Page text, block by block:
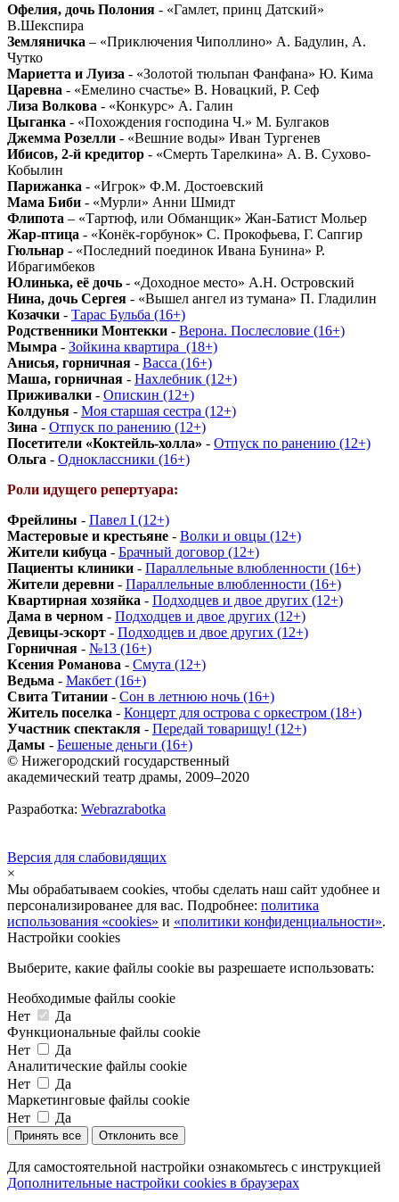
Офелия, дочь Полония - «Гамлет, принц Датский»
В.Шекспира
Земляничка – «Приключения Чиполлино» А. Бадулин, А.
Чутко
Мариетта и Луиза - «Золотой тюльпан Фанфана» Ю. Кима
Царевна - «Емелино счастье» В. Новацкий, Р. Сеф
Лиза Волкова - «Конкурс» А. Галин
Цыганка - «Похождения господина Ч.» М. Булгаков
Джемма Розелли - «Вешние воды» Иван Тургенев
Ибисов, 2-й кредитор - «Смерть Тарелкина» А. В. Сухово-
Кобылин
Парижанка - «Игрок» Ф.М. Достоевский
Мама Биби - «Мурли» Анни Шмидт
Флипота – «Тартюф, или Обманщик» Жан-Батист Мольер
Жар-птица - «Конёк-горбунок» С. Прокофьева, Г. Сапгир
Гюльнар - «Последний поединок Ивана Бунина» Р.
Ибрагимбеков
Юлинька, её дочь - «Доходное место» А.Н. Островский
Нина, дочь Сергея - «Вышел ангел из тумана» П. Гладилин
Козачки - Тарас Бульба (16+)
Родственники Монтекки - Верона. Послесловие (16+)
Мымра - Зойкина квартира_(18+)
Анисья, горничная - Васса (16+)
Маша, горничная - Нахлебник (12+)
Приживалки - Опискин (12+)
Колдунья - Моя старшая сестра (12+)
Зина - Отпуск по ранению (12+)
Посетители «Коктейль-холла» - Отпуск по ранению (12+)
Ольга - Одноклассники (16+)
Роли идущего репертуара:
Фрейлины - Павел I (12+)
Мастеровые и крестьяне - Волки и овцы (12+)
Жители кибуца - Брачный договор (12+)
Пациенты клиники - Параллельные влюбленности (16+)
Жители деревни - Параллельные влюбленности (16+)
Квартирная хозяйка - Подходцев и двое других (12+)
Дама в черном - Подходцев и двое других (12+)
Девицы-эскорт - Подходцев и двое других (12+)
Горничная - №13 (16+)
Ксения Романова - Смута (12+)
Ведьма - Макбет (16+)
Свита Титании - Сон в летнюю ночь (16+)
Житель поселка - Концерт для острова с оркестром (18+)
Участник спектакля - Передай товарищу! (12+)
Дамы - Бешеные деньги (16+)
© Нижегородский государственный
академический театр драмы, 2009–2020
Разработка: Webrazrabotka
Версия для слабовидящих
×
Мы обрабатываем cookies, чтобы сделать наш сайт удобнее и
персонализированее для вас. Подробнее: политика
использования «cookies» и «политики конфиденциальности».
Настройки cookies
Выберите, какие файлы cookie вы разрешаете использовать:
Необходимые файлы cookie
Нет
Да
Функциональные файлы cookie
Нет
Да
Аналитические файлы cookie
Нет
Да
Маркетинговые файлы cookie
Нет
Да
Принять все Отклонить все
Для самостоятельной настройки ознакомьтесь с инструкцией
Дополнительные настройки cookies в браузерах